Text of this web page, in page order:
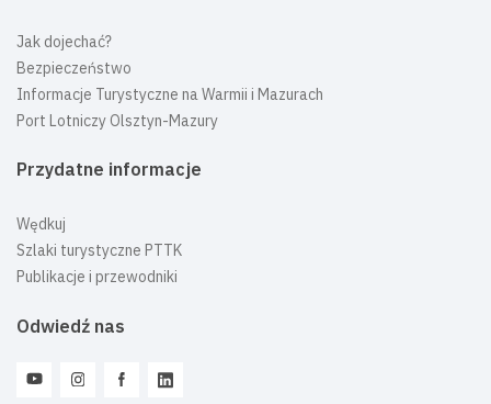
Jak dojechać?
Bezpieczeństwo
Informacje Turystyczne na Warmii i Mazurach
Port Lotniczy Olsztyn-Mazury
Przydatne informacje
Wędkuj
Szlaki turystyczne PTTK
Publikacje i przewodniki
Odwiedź nas